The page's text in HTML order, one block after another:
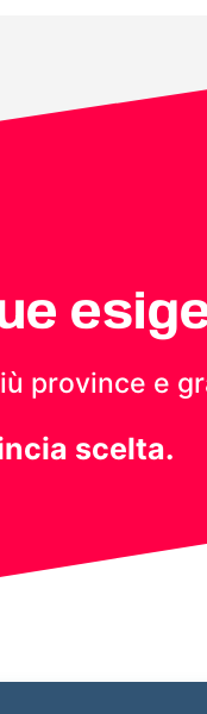
province e
scelta.